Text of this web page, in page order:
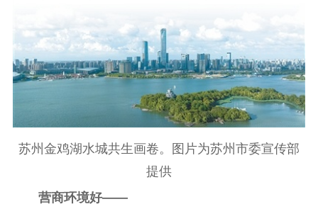
苏州金鸡湖水城共生画卷。图片为苏州市委宣传部
提供
营商环境好——